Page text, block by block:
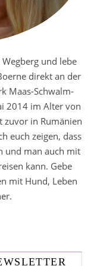
und lebe
direkt an der
Maas-Schwalm-
2014 im Alter von
zuvor in Rumänien
euch zeigen, dass
und man auch mit
kann. Gebe
mit Hund, Leben